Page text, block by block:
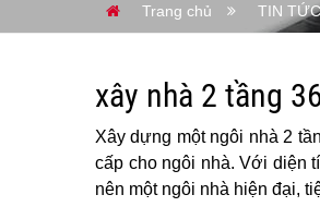
Trang chủ TIN TỨC
xây nhà 2 tầng
Xây dựng một ngôi nhà 2
cấp cho ngôi nhà. Với diện
nên một ngôi nhà hiện đại,